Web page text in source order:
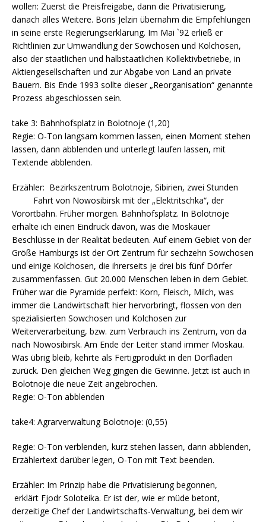
wollen: Zuerst die Preisfreigabe, dann die Privatisierung,
danach alles Weitere. Boris Jelzin übernahm die Empfehlungen
in seine erste Regierungserklärung. Im Mai `92 erließ er
Richtlinien zur Umwandlung der Sowchosen und Kolchosen,
also der staatlichen und halbstaatlichen Kollektivbetriebe, in
Aktiengesellschaften und zur Abgabe von Land an private
Bauern. Bis Ende 1993 sollte dieser „Reorganisation“ genannte
Prozess abgeschlossen sein.
take 3: Bahnhofsplatz in Bolotnoje (1,20)
Regie: O-Ton langsam kommen lassen, einen Moment stehen
lassen, dann abblenden und unterlegt laufen lassen, mit
Textende abblenden.
Erzähler: Bezirkszentrum Bolotnoje, Sibirien, zwei Stunden
Fahrt von Nowosibirsk mit der „Elektritschka“, der
Vorortbahn. Früher morgen. Bahnhofsplatz. In Bolotnoje
erhalte ich einen Eindruck davon, was die Moskauer
Beschlüsse in der Realität bedeuten. Auf einem Gebiet von der
Größe Hamburgs ist der Ort Zentrum für sechzehn Sowchosen
und einige Kolchosen, die ihrerseits je drei bis fünf Dörfer
zusammenfassen. Gut 20.000 Menschen leben in dem Gebiet.
Früher war die Pyramide perfekt: Korn, Fleisch, Milch, was
immer die Landwirtschaft hier hervorbringt, flossen von den
spezialisierten Sowchosen und Kolchosen zur
Weiterverarbeitung, bzw. zum Verbrauch ins Zentrum, von da
nach Nowosibirsk. Am Ende der Leiter stand immer Moskau.
Was übrig bleib, kehrte als Fertigprodukt in den Dorfladen
zurück. Den gleichen Weg gingen die Gewinne. Jetzt ist auch in
Bolotnoje die neue Zeit angebrochen.
Regie: O-Ton abblenden
take4: Agrarverwaltung Bolotnoje: (0,55)
Regie: O-Ton verblenden, kurz stehen lassen, dann abblenden,
Erzählertext darüber legen, O-Ton mit Text beenden.
Erzähler: Im Prinzip habe die Privatisierung begonnen,
erklärt Fjodr Soloteika. Er ist der, wie er müde betont,
derzeitige Chef der Landwirtschafts-Verwaltung, bei dem wir